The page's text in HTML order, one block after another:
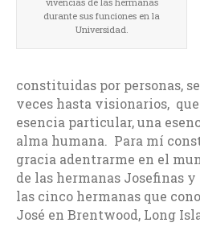
durante sus funciones en la
Universidad.
constituidas por personas,
veces hasta visionarios,
esencia particular, una
alma humana. Para mí
gracia adentrarme en el
de las hermanas Josefinas
las cinco hermanas que
José en Brentwood, Long